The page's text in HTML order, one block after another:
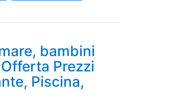
bambini
Prezzi
Piscina,